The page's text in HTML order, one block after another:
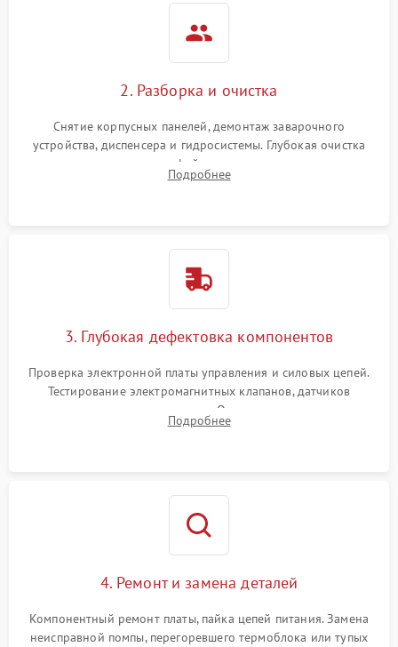
2. Разборка и очистка
Снятие корпусных панелей, демонтаж заварочного
устройства, диспенсера и гидросистемы. Глубокая очистка
внутренних узлов от кофейных масел, жмыха и накипи.
Промывка дренажных каналов и фильтров с использованием
Подробнее
3. Глубокая дефектовка компонентов
Проверка электронной платы управления и силовых цепей.
Тестирование электромагнитных клапанов, датчиков
температуры и расходомера. Оценка степени износа
жерновов кофемолки, уплотнительных колец гидросистемы
Подробнее
4. Ремонт и замена деталей
Компонентный ремонт платы, пайка цепей питания. Замена
неисправной помпы, перегоревшего термоблока или тупых